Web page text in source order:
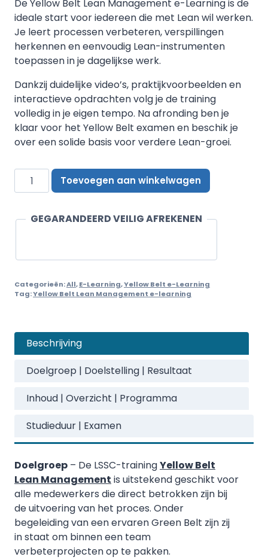
De Yellow Belt Lean Management e-Learning is de
ideale start voor iedereen die met Lean wil werken.
Je leert processen verbeteren, verspillingen
herkennen en eenvoudig Lean-instrumenten
toepassen in je dagelijkse werk.
Dankzij duidelijke video’s, praktijkvoorbeelden en
interactieve opdrachten volg je de training
volledig in je eigen tempo. Na afronding ben je
klaar voor het Yellow Belt examen en beschik je
over een solide basis voor verdere Lean-groei.
Yellow
Belt
Management
aantal
Toevoegen aan winkelwagen
GEGARANDEERD VEILIG AFREKENEN
Categorieën:All,E-Learning,Yellow Belt e-Learning
Tag:Yellow Belt Lean Management e-learning
Beschrijving
Doelgroep | Doelstelling | Resultaat
Inhoud | Overzicht | Programma
Studieduur | Examen
Doelgroep – De LSSC-trainingYellow Belt
Lean Management is uitstekend geschikt voor
alle medewerkers die direct betrokken zijn bij
de uitvoering van het proces. Onder
begeleiding van een ervaren Green Belt zijn zij
in staat om binnen een team
verbeterprojecten op te pakken.